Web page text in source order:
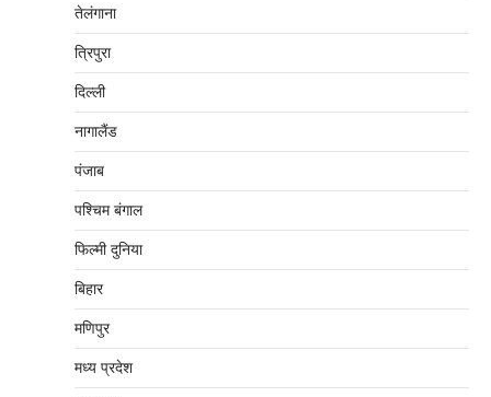
तेलंगाना
त्रिपुरा
दिल्‍ली
नागालैंड
पंजाब
पश्चिम बंगाल
फिल्मी दुनिया
बिहार
मणिपुर
मध्‍य प्रदेश